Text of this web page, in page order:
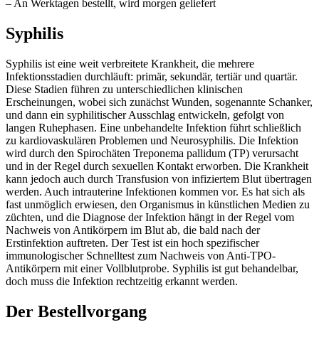
– An Werktagen bestellt, wird morgen geliefert
Syphilis
Syphilis ist eine weit verbreitete Krankheit, die mehrere
Infektionsstadien durchläuft: primär, sekundär, tertiär und quartär.
Diese Stadien führen zu unterschiedlichen klinischen
Erscheinungen, wobei sich zunächst Wunden, sogenannte Schanker,
und dann ein syphilitischer Ausschlag entwickeln, gefolgt von
langen Ruhephasen. Eine unbehandelte Infektion führt schließlich
zu kardiovaskulären Problemen und Neurosyphilis. Die Infektion
wird durch den Spirochäten Treponema pallidum (TP) verursacht
und in der Regel durch sexuellen Kontakt erworben. Die Krankheit
kann jedoch auch durch Transfusion von infiziertem Blut übertragen
werden. Auch intrauterine Infektionen kommen vor. Es hat sich als
fast unmöglich erwiesen, den Organismus in künstlichen Medien zu
züchten, und die Diagnose der Infektion hängt in der Regel vom
Nachweis von Antikörpern im Blut ab, die bald nach der
Erstinfektion auftreten. Der Test ist ein hoch spezifischer
immunologischer Schnelltest zum Nachweis von Anti-TPO-
Antikörpern mit einer Vollblutprobe. Syphilis ist gut behandelbar,
doch muss die Infektion rechtzeitig erkannt werden.
Der Bestellvorgang